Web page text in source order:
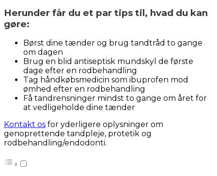
Herunder får du et par tips til, hvad du kan
gøre:
Børst dine tænder og brug tandtråd to gange
om dagen
Brug en blid antiseptisk mundskyl de første
dage efter en rodbehandling
Tag håndkøbsmedicin som ibuprofen mod
ømhed efter en rodbehandling
Få tandrensninger mindst to gange om året for
at vedligeholde dine tænder
Kontakt os for yderligere oplysninger om
genoprettende tandpleje, protetik og
rodbehandling/endodonti.